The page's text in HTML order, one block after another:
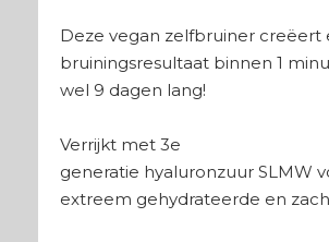
Deze vegan zelfbruiner creëert
bruiningsresultaat binnen 1
wel 9 dagen lang!
Verrijkt met 3e
generatie hyaluronzuur SLMW
extreem gehydrateerde en